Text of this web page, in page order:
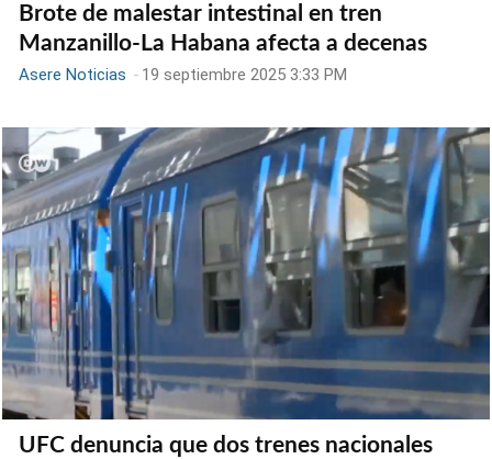
Brote de malestar intestinal en tren
Manzanillo-La Habana afecta a decenas
Asere Noticias - 19 septiembre 2025 3:33 PM
UFC denuncia que dos trenes nacionales